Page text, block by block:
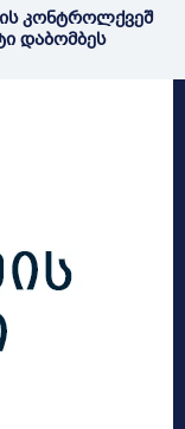
კონტროლქვეშ
დაბომბეს